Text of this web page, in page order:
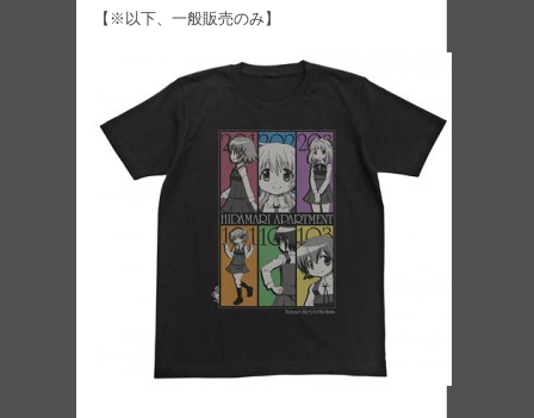
【※以下、一般販売のみ】